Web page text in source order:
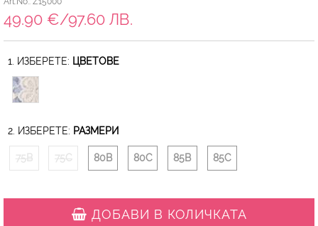
49.90 €/97.60 ЛВ.
1. ИЗБЕРЕТЕ: ЦВЕТОВЕ
2. ИЗБЕРЕТЕ: РАЗМЕРИ
75B 75C 80B 80C 85B 85C
ДОБАВИ В КОЛИЧКАТА